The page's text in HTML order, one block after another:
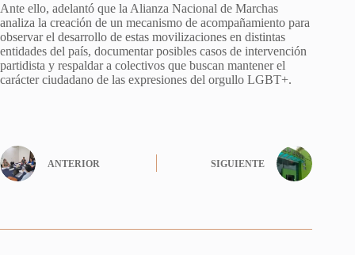
Ante ello, adelantó que la Alianza Nacional de Marchas
analiza la creación de un mecanismo de acompañamiento para
observar el desarrollo de estas movilizaciones en distintas
entidades del país, documentar posibles casos de intervención
partidista y respaldar a colectivos que buscan mantener el
carácter ciudadano de las expresiones del orgullo LGBT+.
ANTERIOR SIGUIENTE